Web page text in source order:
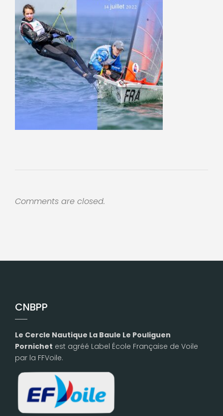
Comments are closed.
CNBPP
Le Cercle Nautique La Baule Le Pouliguen
Pornichet est agréé Label École Française de Voile
par la FFVoile.